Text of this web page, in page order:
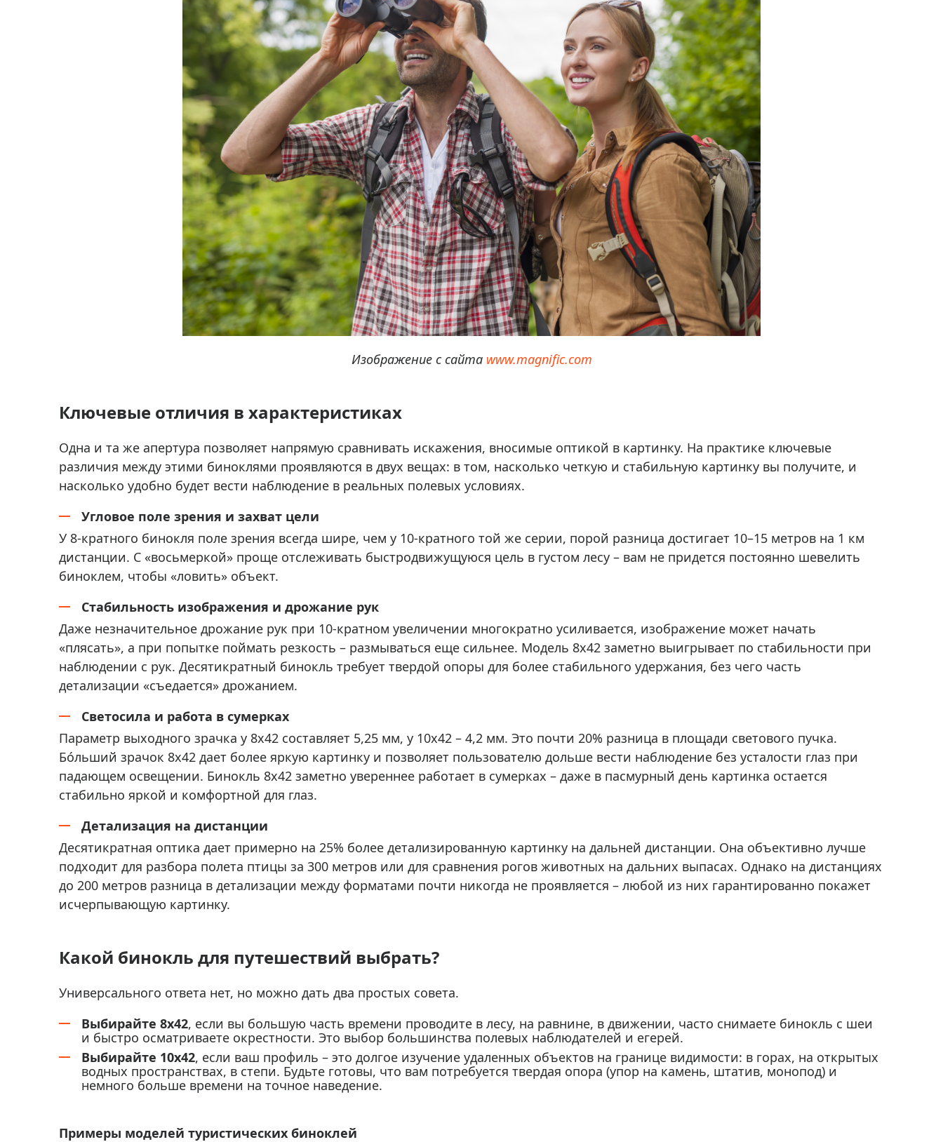
Экшн-камеры
Фотооборудование
Мерч
Тестеры качества воды
Нивелиры оптические
Металлоискатели
Теодолиты
Прочее
Изображение с сайта www.magnific.com
Ключевые отличия в характеристиках
Одна и та же апертура позволяет напрямую сравнивать искажения, вносимые оптикой в картинку. На практике ключевые
различия между этими биноклями проявляются в двух вещах: в том, насколько четкую и стабильную картинку вы получите, и
насколько удобно будет вести наблюдение в реальных полевых условиях.
Угловое поле зрения и захват цели
У 8-кратного бинокля поле зрения всегда шире, чем у 10-кратного той же серии, порой разница достигает 10–15 метров на 1 км
дистанции. С «восьмеркой» проще отслеживать быстродвижущуюся цель в густом лесу – вам не придется постоянно шевелить
биноклем, чтобы «ловить» объект.
Стабильность изображения и дрожание рук
Даже незначительное дрожание рук при 10-кратном увеличении многократно усиливается, изображение может начать
«плясать», а при попытке поймать резкость – размываться еще сильнее. Модель 8x42 заметно выигрывает по стабильности при
наблюдении с рук. Десятикратный бинокль требует твердой опоры для более стабильного удержания, без чего часть
детализации «съедается» дрожанием.
Светосила и работа в сумерках
Параметр выходного зрачка у 8x42 составляет 5,25 мм, у 10x42 – 4,2 мм. Это почти 20% разница в площади светового пучка.
Бóльший зрачок 8x42 дает более яркую картинку и позволяет пользователю дольше вести наблюдение без усталости глаз при
падающем освещении. Бинокль 8x42 заметно увереннее работает в сумерках – даже в пасмурный день картинка остается
стабильно яркой и комфортной для глаз.
Детализация на дистанции
Десятикратная оптика дает примерно на 25% более детализированную картинку на дальней дистанции. Она объективно лучше
подходит для разбора полета птицы за 300 метров или для сравнения рогов животных на дальних выпасах. Однако на дистанциях
до 200 метров разница в детализации между форматами почти никогда не проявляется – любой из них гарантированно покажет
исчерпывающую картинку.
Какой бинокль для путешествий выбрать?
Универсального ответа нет, но можно дать два простых совета.
Выбирайте 8x42, если вы большую часть времени проводите в лесу, на равнине, в движении, часто снимаете бинокль с шеи
и быстро осматриваете окрестности. Это выбор большинства полевых наблюдателей и егерей.
Выбирайте 10x42, если ваш профиль – это долгое изучение удаленных объектов на границе видимости: в горах, на открытых
водных пространствах, в степи. Будьте готовы, что вам потребуется твердая опора (упор на камень, штатив, монопод) и
немного больше времени на точное наведение.
Примеры моделей туристических биноклей